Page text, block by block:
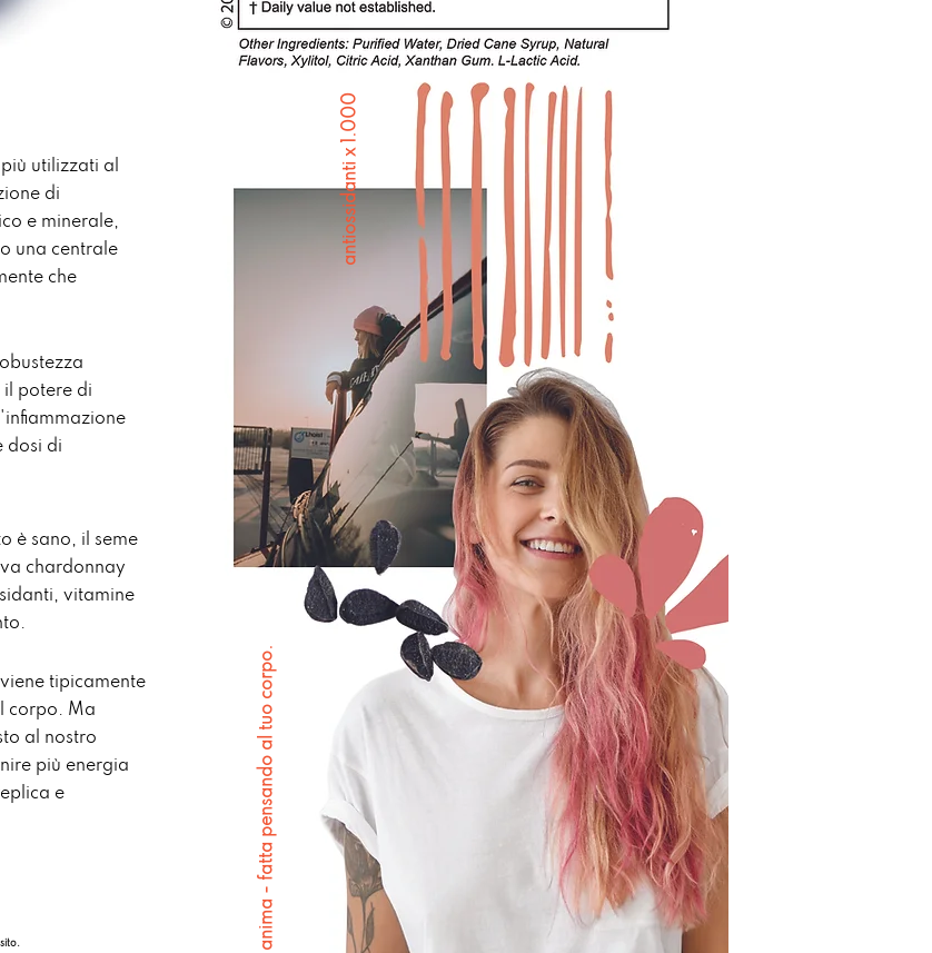
antiossidanti x 1.000
utilizzati al
di
e minerale,
una centrale
che
il potere di
dosi di
è sano, il seme
chardonnay
vitamine
tipicamente
corpo. Ma
al nostro
più energia
e
anima - fatta pensando al tuo corpo.